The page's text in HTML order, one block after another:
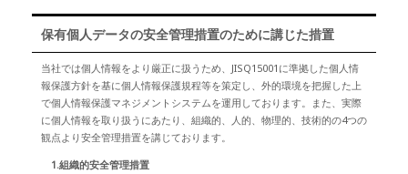
保有個人データの安全管理措置のために講じた措置
当社では個人情報をより厳正に扱うため、JISQ15001に準拠した個人情
報保護方針を基に個人情報保護規程等を策定し、外的環境を把握した上
で個人情報保護マネジメントシステムを運用しております。また、実際
に個人情報を取り扱うにあたり、組織的、人的、物理的、技術的の4つの
観点より安全管理措置を講じております。
1.組織的安全管理措置